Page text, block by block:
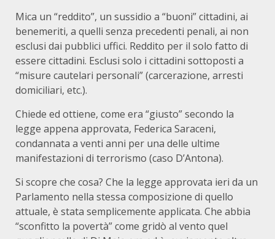
Mica un “reddito”, un sussidio a “buoni” cittadini, ai
benemeriti, a quelli senza precedenti penali, ai non
esclusi dai pubblici uffici. Reddito per il solo fatto di
essere cittadini. Esclusi solo i cittadini sottoposti a
“misure cautelari personali” (carcerazione, arresti
domiciliari, etc.).
Chiede ed ottiene, come era “giusto” secondo la
legge appena approvata, Federica Saraceni,
condannata a venti anni per una delle ultime
manifestazioni di terrorismo (caso D’Antona).
Si scopre che cosa? Che la legge approvata ieri da un
Parlamento nella stessa composizione di quello
attuale, è stata semplicemente applicata. Che abbia
“sconfitto la povertà” come gridò al vento quel